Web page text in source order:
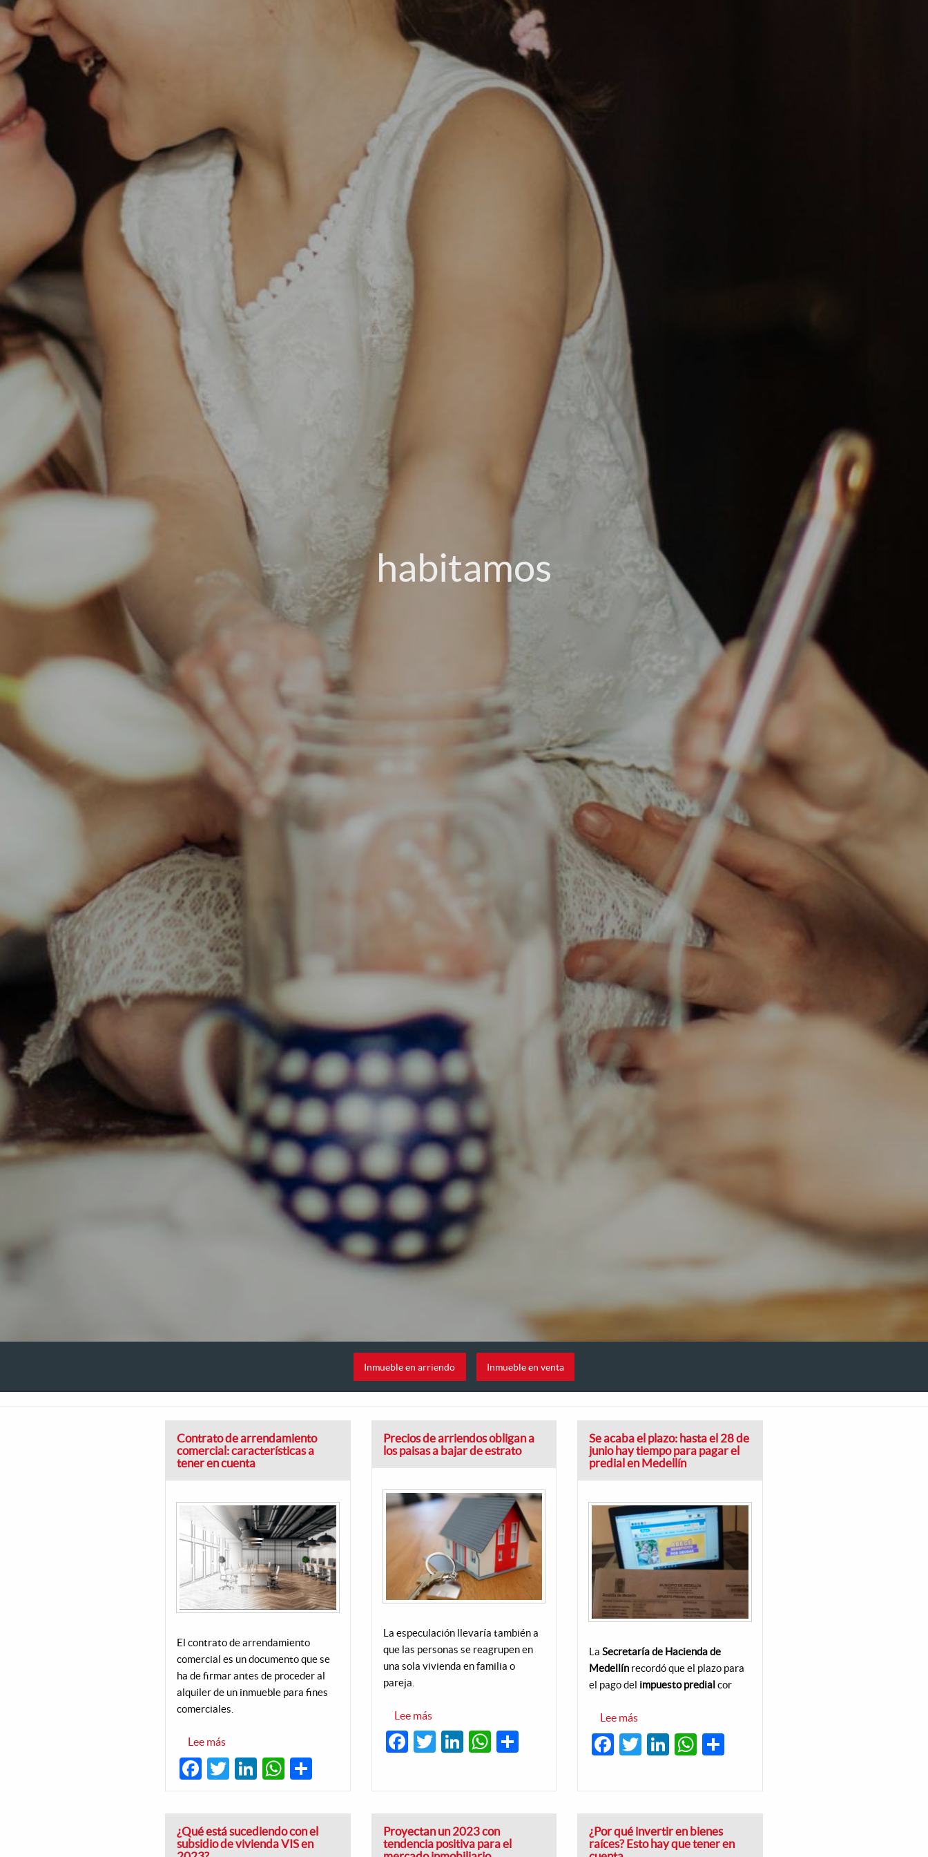
habitamos
Inmueble en arriendo Inmueble en venta
Contrato de arrendamiento
comercial: características a
tener en cuenta
El contrato de arrendamiento
comercial es un documento que se
ha de firmar antes de proceder al
alquiler de un inmueble para fines
comerciales.
Lee más
de
arrendamiento
en
cuenta
Facebook
Twitter
LinkedIn
WhatsApp
Precios de arriendos obligan a
los paisas a bajar de estrato
La especulación llevaría también a
que las personas se reagrupen en
una sola vivienda en familia o
pareja.
Lee mássobre
de
arriendos
paisas
bajar
de
estrato
Facebook
Twitter
LinkedIn
WhatsApp
Share
Se acaba el plazo: hasta el 28 de
junio hay tiempo para pagar el
predial en Medellín
La Secretaría de Hacienda de
Medellín recordó que el plazo para
el pago del impuesto predial cor
Lee más
acaba
el
28
junio
hay
tiempo
para
Facebook
Twitter
LinkedIn
WhatsApp
¿Qué está sucediendo con el
subsidio de vivienda VIS en
Proyectan un 2023 con
tendencia positiva para el
¿Por qué invertir en bienes
raíces? Esto hay que tener en